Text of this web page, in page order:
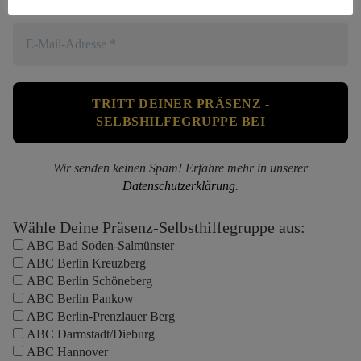
Wir senden keinen Spam! Erfahre mehr in unserer
Datenschutzerklärung.
Wähle Deine Präsenz-Selbsthilfegruppe aus:
ABC Bad Soden-Salmünster
ABC Berlin Kreuzberg
ABC Berlin Schöneberg
ABC Berlin Pankow
ABC Berlin-Prenzlauer Berg
ABC Darmstadt/Dieburg
ABC Hannover